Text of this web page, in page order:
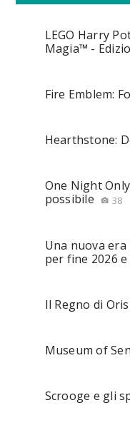
LEGO Harry
Magia™ -
Fire Emblem:
Hearthstone:
One Night
possibile
38
Una nuova
per fine 2026
Il Regno di
Museum of
Scrooge e gli